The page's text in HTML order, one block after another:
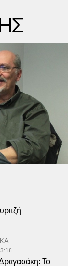
Το